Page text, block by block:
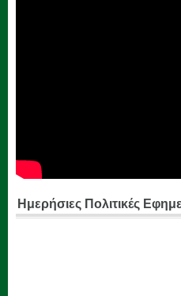
Ημερήσιες Πολιτικές